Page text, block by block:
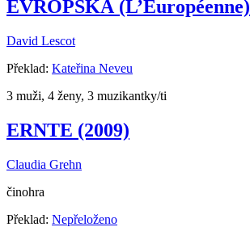
EVROPSKÁ (L’Européenne)
David Lescot
Překlad: Kateřina Neveu
3 muži, 4 ženy, 3 muzikantky/ti
ERNTE (2009)
Claudia Grehn
činohra
Překlad: Nepřeloženo